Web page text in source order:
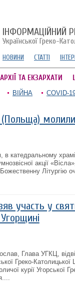
ІНФОРМАЦІЙНИЙ
Української Греко-
НОВИНИ СТАТТІ
ТА ЕКЗАРХАТИ
ВІЙНА COVID-
в катедральному
акції
Літургію
участь у
Глава УГКЦ,
Греко-
курії Угорської